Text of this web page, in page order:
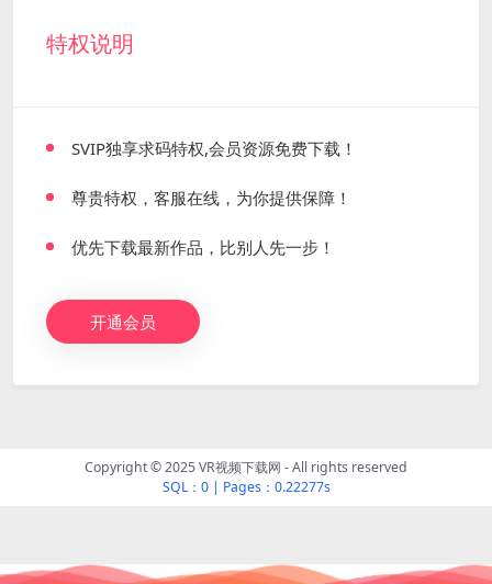
特权说明
SVIP独享求码特权,会员资源免费下载！
尊贵特权，客服在线，为你提供保障！
优先下载最新作品，比别人先一步！
开通会员
Copyright © 2025 VR视频下载网 - All rights reserved
SQL：0| Pages：0.22277s